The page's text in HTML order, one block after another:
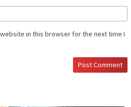
in this browser for the next time I